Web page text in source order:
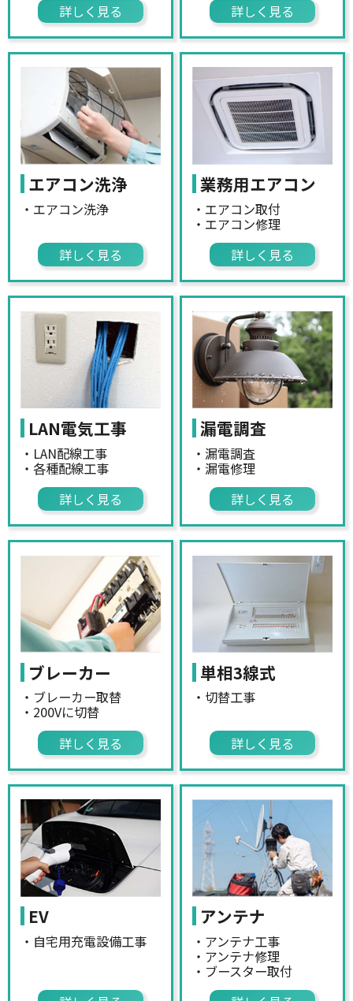
詳しく見る
詳しく見る
エアコン洗浄
・エアコン洗浄
詳しく見る
業務用エアコン
・エアコン取付
・エアコン修理
詳しく見る
LAN電気工事
・LAN配線工事
・各種配線工事
詳しく見る
漏電調査
・漏電調査
・漏電修理
詳しく見る
ブレーカー
・ブレーカー取替
・200Vに切替
詳しく見る
単相3線式
・切替工事
詳しく見る
EV
・自宅用充電設備工事
アンテナ
・アンテナ工事
・アンテナ修理
・ブースター取付